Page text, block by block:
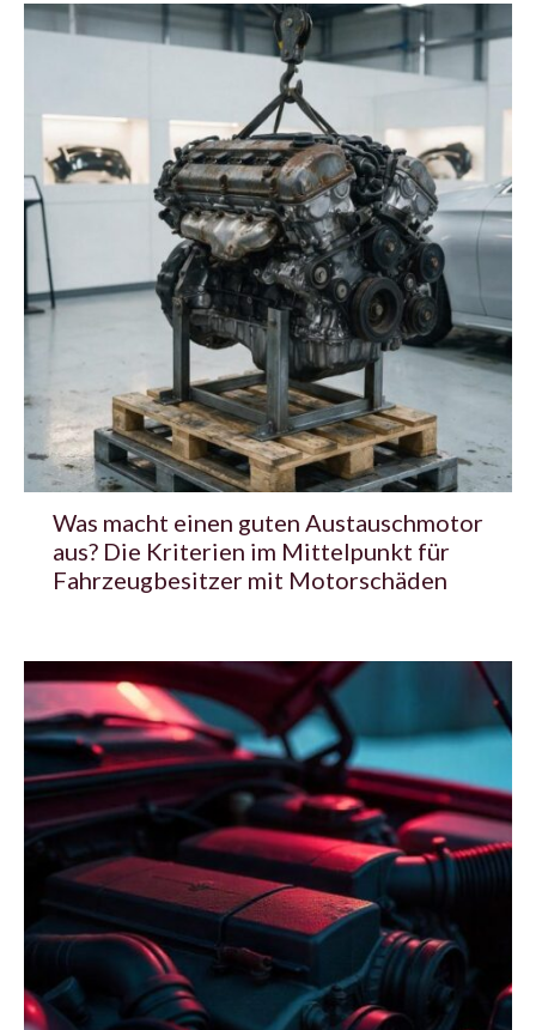
Was macht einen guten Austauschmotor
aus? Die Kriterien im Mittelpunkt für
Fahrzeugbesitzer mit Motorschäden